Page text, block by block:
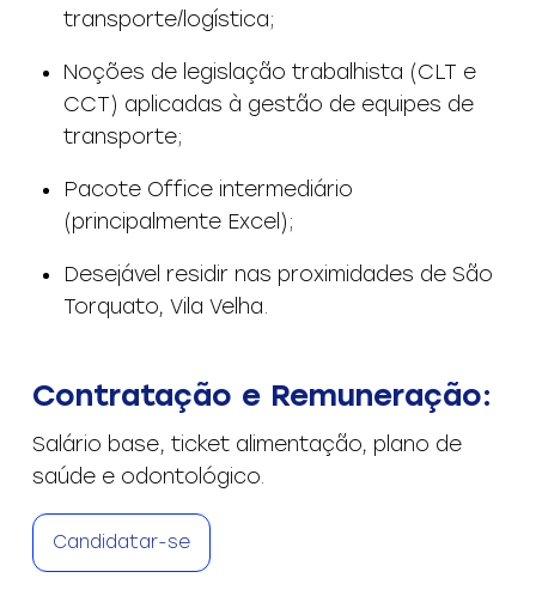
transporte/logística;
Noções de legislação trabalhista (CLT e
CCT) aplicadas à gestão de equipes de
transporte;
Pacote Office intermediário
(principalmente Excel);
Desejável residir nas proximidades de São
Torquato, Vila Velha.
Contratação e Remuneração:
Salário base, ticket alimentação, plano de
saúde e odontológico.
Candidatar-se